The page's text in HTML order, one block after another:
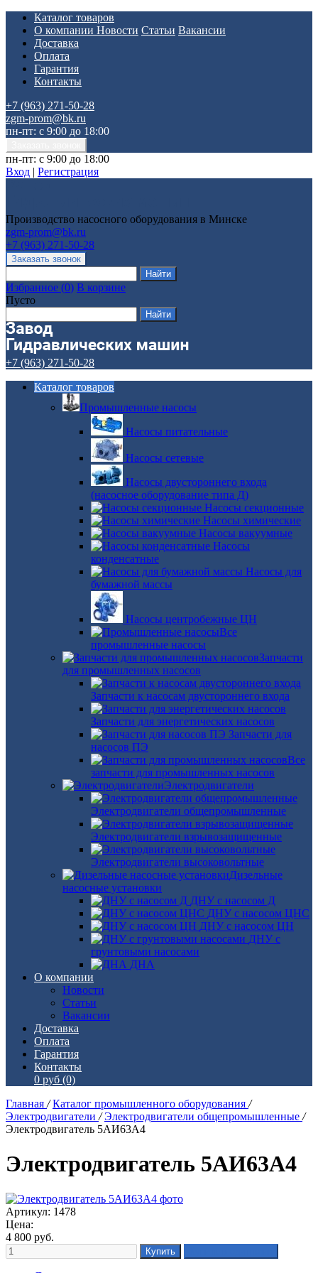
Каталог товаров
О компании Новости Статьи Вакансии
Доставка
Оплата
Гарантия
Контакты
+7 (963) 271-50-28
zgm-prom@bk.ru
пн-пт: с 9:00 до 18:00
пн-пт: с 9:00 до 18:00
Вход | Регистрация
Производство насосного оборудования в Минске
zgm-prom@bk.ru
+7 (963) 271-50-28
Избранное (0) В корзине
Пусто
+7 (963) 271-50-28
Каталог товаров
Промышленные насосы
Насосы питательные
Насосы сетевые
Насосы двустороннего входа
(насосное оборудование типа Д)
Насосы секционные
Насосы химические
Насосы вакуумные
Насосы
конденсатные
Насосы для
бумажной массы
Насосы центробежные ЦН
Все
промышленные насосы
Запчасти
для промышленных насосов
Запчасти к насосам двустороннего входа
Запчасти для энергетических насосов
Запчасти для
насосов ПЭ
Все
запчасти для промышленных насосов
Электродвигатели
Электродвигатели общепромышленные
Электродвигатели взрывозащищенные
Электродвигатели высоковольтные
Дизельные
насосные установки
ДНУ с насосом Д
ДНУ с насосом ЦНС
ДНУ с насосом ЦН
ДНУ с
грунтовыми насосами
ДНА
О компании
Новости
Статьи
Вакансии
Доставка
Оплата
Гарантия
Контакты
0 руб (0)
Главная / Каталог промышленного оборудования /
Электродвигатели / Электродвигатели общепромышленные /
Электродвигатель 5АИ63А4
Электродвигатель 5АИ63А4
Артикул: 1478
Цена:
4 800 руб.